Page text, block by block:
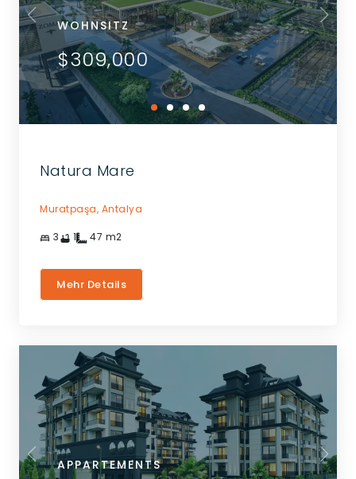
WOHNSITZ
$309,000
Natura Mare
Muratpaşa, Antalya
3 1 47 m2
Mehr Details
APPARTEMENTS